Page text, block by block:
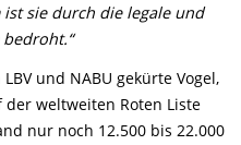
ist sie durch die legale und
und NABU gekürte Vogel,
weltweiten Roten Liste
nur noch 12.500 bis 22.000